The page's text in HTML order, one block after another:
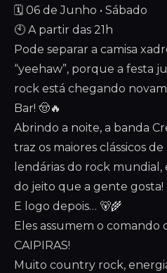
🗓️ 06 de Junho • Sábado
🕙 A partir das 21h
Pode separar a camisa
“yeehaw”, porque a festa
rock está chegando
Bar! 🤠🔥
Abrindo a noite, a banda
traz os maiores clássicos
lendárias do rock
do jeito que a gente gosta!
E logo depois… 🐻🌾
Eles assumem o comando
CAIPIRAS!
Muito country rock,